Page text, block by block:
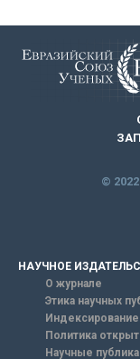
©
НАУЧНОЕ
О журнале
Этика научных
Индексирование
Политика
Научные